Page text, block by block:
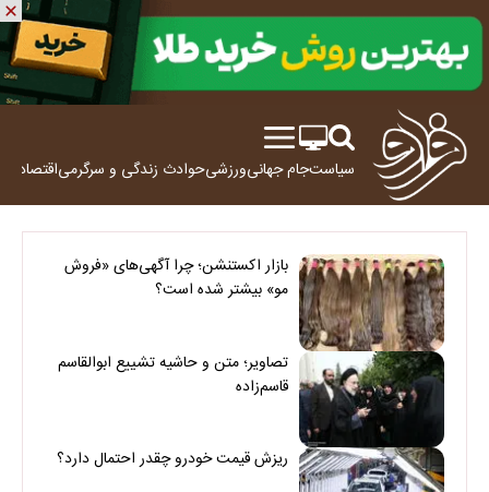
سیاستجام جهانیورزشیحوادث زندگی و سرگرمیاقتصاد
بازار اکستنشن؛ چرا آگهی‌های «فروش
مو» بیشتر شده است؟
تصاویر؛ متن و حاشیه تشییع ابوالقاسم
قاسم‌زاده
ریزش قیمت خودرو چقدر احتمال دارد؟